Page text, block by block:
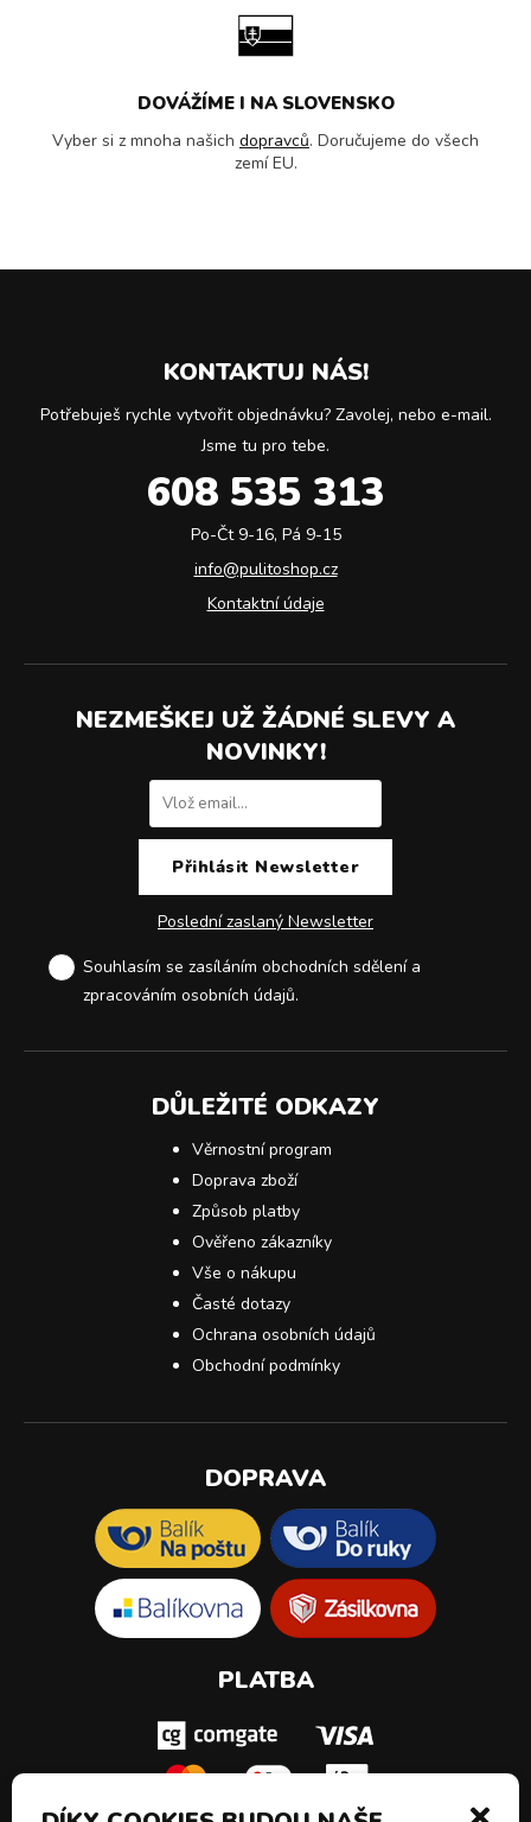
DOVÁŽÍME I NA SLOVENSKO
Vyber si z mnoha našich dopravců. Doručujeme do všech
zemí EU.
KONTAKTUJ NÁS!
Potřebuješ rychle vytvořit objednávku? Zavolej, nebo e-mail.
Jsme tu pro tebe.
608 535 313
Po-Čt 9-16, Pá 9-15
info@pulitoshop.cz
Kontaktní údaje
NEZMEŠKEJ UŽ ŽÁDNÉ SLEVY A
NOVINKY!
Poslední zaslaný Newsletter
Souhlasím se zasíláním obchodních sdělení a
zpracováním osobních údajů.
DŮLEŽITÉ ODKAZY
Věrnostní program
Doprava zboží
Způsob platby
Ověřeno zákazníky
Vše o nákupu
Časté dotazy
Ochrana osobních údajů
Obchodní podmínky
DOPRAVA
PLATBA